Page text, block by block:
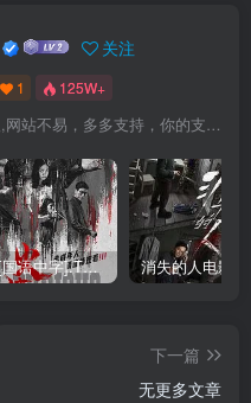
关注
1 125W+
迅雷电影天堂创始人,网站不易，多多支持，你的支持，是我前进的动力！
火遮眼[国语中字].The.Furious.2026.1080p+2160p高清下载
下一篇
无更多文章